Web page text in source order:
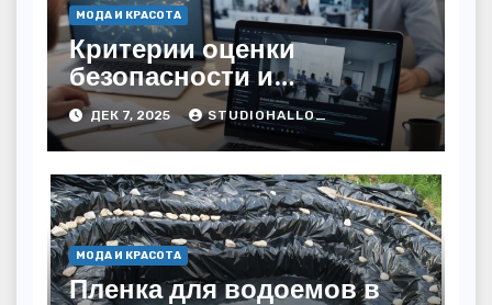
МОДА И КРАСОТА
Критерии оценки
безопасности и
легитимности онлайн-
сервисов для работы с
кредитами
ДЕК 7, 2025 STUDIOHALLO_
МОДА И КРАСОТА
Пленка для водоемов в